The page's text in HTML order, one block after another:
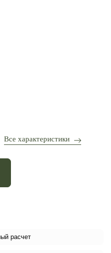
Все характеристики
расчет